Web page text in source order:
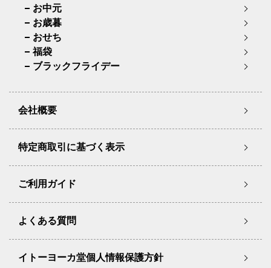
お中元
お歳暮
おせち
福袋
ブラックフライデー
会社概要
特定商取引に基づく表示
ご利用ガイド
よくある質問
イトーヨーカ堂個人情報保護方針